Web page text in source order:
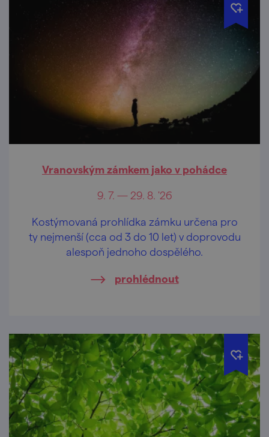
Vranovským zámkem jako v pohádce
9. 7. — 29. 8. '26
Kostýmovaná prohlídka zámku určena pro
ty nejmenší (cca od 3 do 10 let) v doprovodu
alespoň jednoho dospělého.
prohlédnout